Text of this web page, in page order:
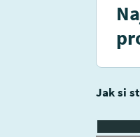
Jak si